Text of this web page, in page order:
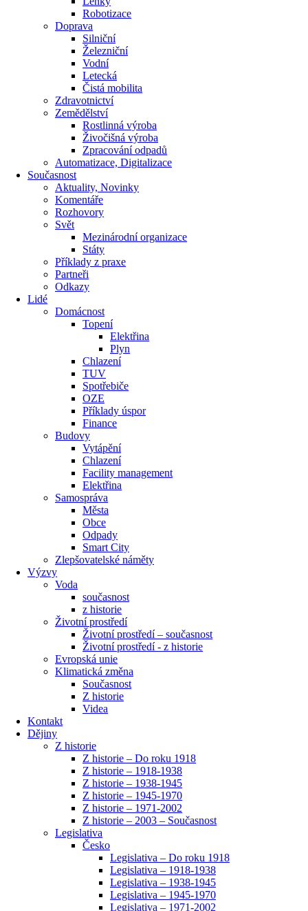
Robotizace
Doprava
Silniční
Železniční
Vodní
Letecká
Čistá mobilita
Zdravotnictví
Zemědělství
Rostlinná výroba
Živočišná výroba
Zpracování odpadů
Automatizace, Digitalizace
Současnost
Aktuality, Novinky
Komentáře
Rozhovory
Svět
Mezinárodní organizace
Státy
Příklady z praxe
Partneři
Odkazy
Lidé
Domácnost
Topení
Elektřina
Plyn
Chlazení
TUV
Spotřebiče
OZE
Příklady úspor
Finance
Budovy
Vytápění
Chlazení
Facility management
Elektřina
Samospráva
Města
Obce
Odpady
Smart City
Zlepšovatelské náměty
Výzvy
Voda
současnost
z historie
Životní prostředí
Životní prostředí – současnost
Životní prostředí ​- z historie
Evropská unie
Klimatická změna
Současnost
Z historie
Videa
Kontakt
Dějiny
Z historie
Z historie – Do roku 1918
Z historie – 1918-1938
Z historie – 1938-1945
Z historie – 1945-1970
Z historie – 1971-2002
Z historie – 2003 – Současnost
Legislativa
Česko
Legislativa – Do roku 1918
Legislativa – 1918-1938
Legislativa – 1938-1945
Legislativa – 1945-1970
Legislativa – 1971-2002